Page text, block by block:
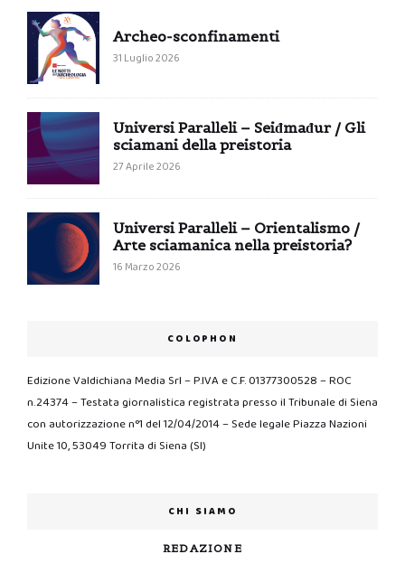
Archeo-sconfinamenti
31 Luglio 2026
Universi Paralleli – Seiđmađur / Gli
sciamani della preistoria
27 Aprile 2026
Universi Paralleli – Orientalismo /
Arte sciamanica nella preistoria?
16 Marzo 2026
COLOPHON
Edizione Valdichiana Media Srl – P.IVA e C.F. 01377300528 – ROC
n.24374 – Testata giornalistica registrata presso il Tribunale di Siena
con autorizzazione n°1 del 12/04/2014 – Sede legale Piazza Nazioni
Unite 10, 53049 Torrita di Siena (SI)
CHI SIAMO
REDAZIONE